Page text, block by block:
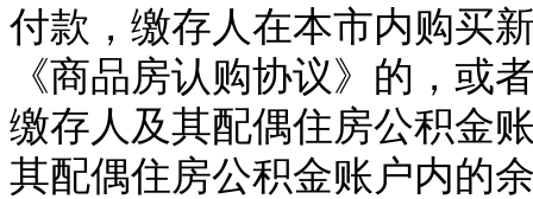
付款，缴存人在本市内购买
《商品房认购协议》的，或
缴存人及其配偶住房公积金
其配偶住房公积金账户内的